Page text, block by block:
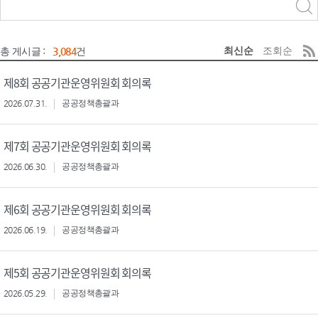
총 게시글 : 3,084건 최신순 조회순
제8회 공공기관운영위원회 회의록
2026.07.31. 공공정책총괄과
제7회 공공기관운영위원회 회의록
2026.06.30. 공공정책총괄과
제6회 공공기관운영위원회 회의록
2026.06.19. 공공정책총괄과
제5회 공공기관운영위원회 회의록
2026.05.29. 공공정책총괄과